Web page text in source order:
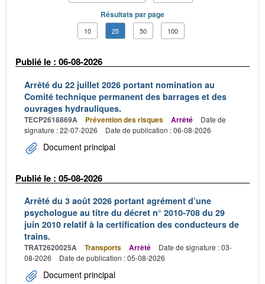
Résultats par page
10 25 50 100
Publié le : 06-08-2026
Arrêté du 22 juillet 2026 portant nomination au
Comité technique permanent des barrages et des
ouvrages hydrauliques.
TECP2618869A Prévention des risques Arrêté
Date de
signature : 22-07-2026
Date de publication : 06-08-2026
Document principal
Publié le : 05-08-2026
Arrêté du 3 août 2026 portant agrément d’une
psychologue au titre du décret n° 2010-708 du 29
juin 2010 relatif à la certification des conducteurs de
trains.
TRAT2620025A Transports Arrêté
Date de signature : 03-
08-2026
Date de publication : 05-08-2026
Document principal